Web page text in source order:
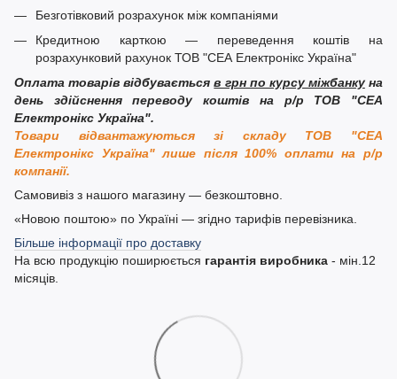
Безготівковий розрахунок між компаніями
Кредитною карткою — переведення коштів на
розрахунковий рахунок ТОВ "СЕА Електронікс Україна"
Оплата товарів відбуваєтьсяв грн по курсу міжбанкуна
день здійснення переводу коштів на р/р ТОВ "СЕА
Електронікс Україна".
Товари відвантажуються зі складу ТОВ "СЕА
Електронікс Україна" лише після 100% оплати на р/р
компанії.
Самовивіз з нашого магазину — безкоштовно.
«Новою поштою» по Україні — згідно тарифів перевізника.
Більше інформації про доставку
На всю продукцію поширюється гарантія виробника - мін.12
місяців.